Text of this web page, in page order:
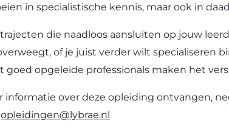
in specialistische kennis, maar ook in
die naadloos aansluiten op jouw
of je juist verder wilt specialiseren
opgeleide professionals maken het
informatie over deze opleiding ontvangen,
opleidingen@lybrae.nl